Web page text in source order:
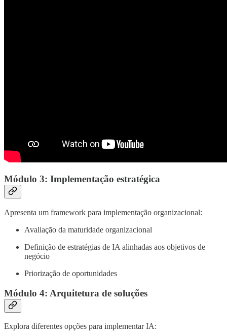
Módulo 3: Implementação estratégica
Apresenta um framework para implementação organizacional:
Avaliação da maturidade organizacional
Definição de estratégias de IA alinhadas aos objetivos de
negócio
Priorização de oportunidades
Módulo 4: Arquitetura de soluções
Explora diferentes opções para implementar IA: